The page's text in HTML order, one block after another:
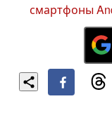
смартфоны